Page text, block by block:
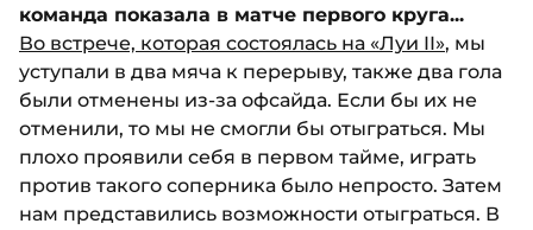
команда показала в матче первого круга...
Во встрече, которая состоялась на «Луи II», мы
уступали в два мяча к перерыву, также два гола
были отменены из-за офсайда. Если бы их не
отменили, то мы не смогли бы отыграться. Мы
плохо проявили себя в первом тайме, играть
против такого соперника было непросто. Затем
нам представились возможности отыграться. В